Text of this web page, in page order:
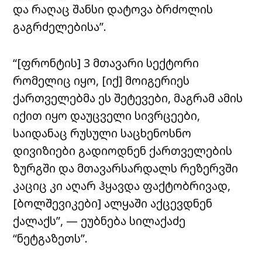
და რაღაც შანსი დატოვა ბრძოლის
გაგრძელებისა”.
“[ფრონტის] 3 მთავარი სექტორი
რომელიც იყო, [იქ] მოიგერიეს
ქართველებმა ეს შეტევები, მაგრამ ამის
იქით იყო დაუცველი სივრცეები,
საიდანაც რუსული საცხენოსნო
დივიზიები გადიოდნენ ქართველების
ზურგში და მთავარსარდალს რეზერვში
კაციც კი აღარ ჰყავდა ფაქტობრივად,
[ბოლშევიკები] ალყაში აქცევდნენ
ქალაქს”, — ეუბნება სილაქაძე
“ნეტგაზეთს”.